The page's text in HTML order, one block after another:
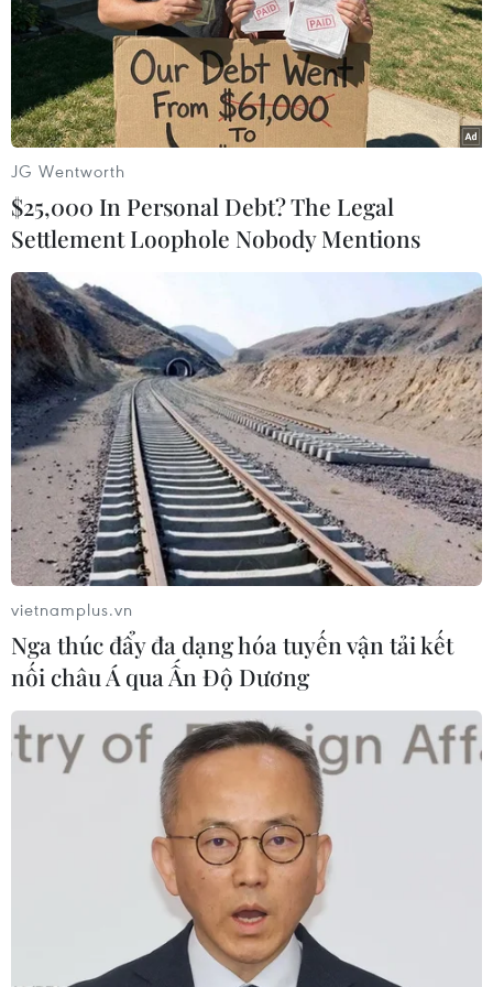
Vun đắp tình hữu nghị, đoàn kết giữa Việt
Nam và Campuchia
02/02/2018 15:01
Đại sứ Campuchia tại Việt Nam Prak Nguon Hong đánh
giá cao hoạt động của Hội hữu nghị Việt Nam-
Campuchia, góp phần xây dựng, vun đắp tình hữu
nghị, đoàn kết giữa nhân dân hai nước.
Trao quà của Quốc hội Việt Nam tặng
Thượng viện Campuchia
JG Wentworth
$25,000 In Personal Debt? The Legal
Settlement Loophole Nobody Mentions
vietnamplus.vn
Nga thúc đẩy đa dạng hóa tuyến vận tải kết
nối châu Á qua Ấn Độ Dương